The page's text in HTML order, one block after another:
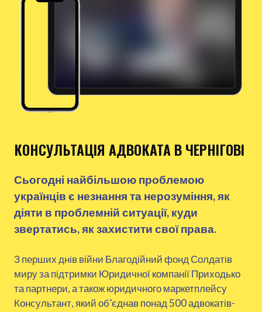
КОНСУЛЬТАЦІЯ АДВОКАТА В ЧЕРНІГОВІ
Сьогодні найбільшою проблемою
українців є незнання та нерозуміння, як
діяти в проблемній ситуації, куди
звертатись, як захистити свої права.
З перших днів війни Благодійний фонд Солдатів
миру за підтримки Юридичної компанії Приходько
та партнери, а також юридичного маркетплейсу
Консультант, який об’єднав понад 500 адвокатів-